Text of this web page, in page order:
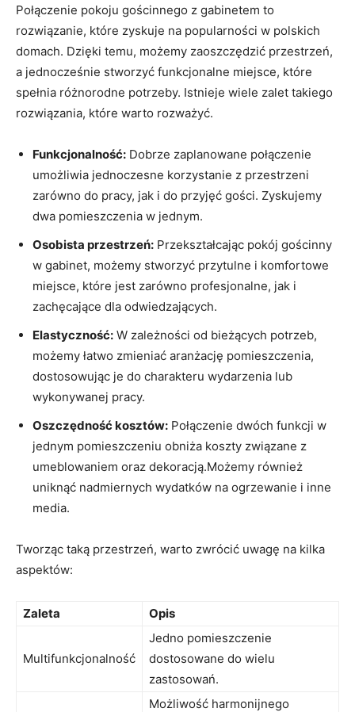
Połączenie pokoju gościnnego z gabinetem to
rozwiązanie, które zyskuje na popularności w polskich
domach. Dzięki temu, możemy zaoszczędzić przestrzeń,
a jednocześnie stworzyć funkcjonalne miejsce, które
spełnia różnorodne potrzeby. Istnieje wiele zalet takiego
rozwiązania, które warto rozważyć.
Funkcjonalność: Dobrze zaplanowane połączenie
umożliwia jednoczesne korzystanie z przestrzeni
zarówno do pracy, jak i do przyjęć gości. Zyskujemy
dwa pomieszczenia w jednym.
Osobista przestrzeń: Przekształcając pokój gościnny
w gabinet, możemy stworzyć przytulne i komfortowe
miejsce, które jest zarówno profesjonalne, jak i
zachęcające dla odwiedzających.
Elastyczność: W zależności od bieżących potrzeb,
możemy łatwo zmieniać aranżację pomieszczenia,
dostosowując je do charakteru wydarzenia lub
wykonywanej pracy.
Oszczędność kosztów: Połączenie dwóch funkcji w
jednym pomieszczeniu obniża koszty związane z
umeblowaniem oraz dekoracją.Możemy również
uniknąć nadmiernych wydatków na ogrzewanie i inne
media.
Tworząc taką przestrzeń, warto zwrócić uwagę na kilka
aspektów:
Zaleta Opis
Multifunkcjonalność
Jedno pomieszczenie
dostosowane do wielu
zastosowań.
Możliwość harmonijnego